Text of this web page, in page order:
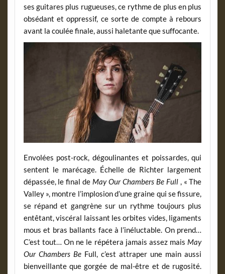
ses guitares plus rugueuses, ce rythme de plus en plus
obsédant et oppressif, ce sorte de compte à rebours
avant la coulée finale, aussi haletante que suffocante.
Envolées post-rock, dégoulinantes et poissardes, qui
sentent le marécage. Échelle de Richter largement
dépassée, le final de May Our Chambers Be Full, « The
Valley », montre l’implosion d’une graine qui se fissure,
se répand et gangrène sur un rythme toujours plus
entêtant, viscéral laissant les orbites vides, ligaments
mous et bras ballants face à l’inéluctable. On prend…
C’est tout… On ne le répétera jamais assez mais May
Our Chambers Be Full, c’est attraper une main aussi
bienveillante que gorgée de mal-être et de rugosité.